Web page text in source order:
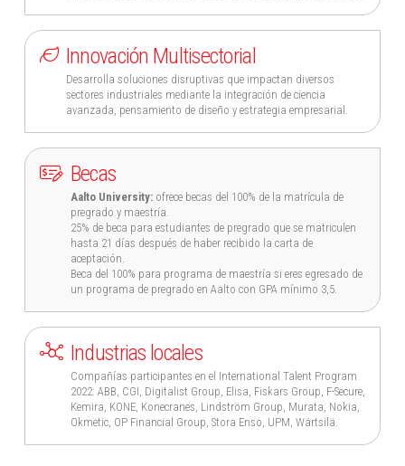
Innovación Multisectorial
Desarrolla soluciones disruptivas que impactan diversos
sectores industriales mediante la integración de ciencia
avanzada, pensamiento de diseño y estrategia empresarial.
Becas
Aalto University:ofrece becas del 100% de la matrícula de
pregrado y maestría.
25% de beca para estudiantes de pregrado que se matriculen
hasta 21 días después de haber recibido la carta de
aceptación.
Beca del 100% para programa de maestría si eres egresado de
un programa de pregrado en Aalto con GPA mínimo 3,5.
Industrias locales
Compañías participantes en el International Talent Program
2022: ABB, CGI, Digitalist Group, Elisa, Fiskars Group, F-Secure,
Kemira, KONE, Konecranes, Lindström Group, Murata, Nokia,
Okmetic, OP Financial Group, Stora Enso, UPM, Wärtsilä.